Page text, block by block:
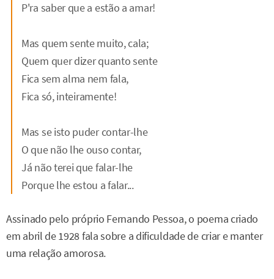
P'ra saber que a estão a amar!
Mas quem sente muito, cala;
Quem quer dizer quanto sente
Fica sem alma nem fala,
Fica só, inteiramente!
Mas se isto puder contar-lhe
O que não lhe ouso contar,
Já não terei que falar-lhe
Porque lhe estou a falar...
Assinado pelo próprio Fernando Pessoa, o poema criado
em abril de 1928 fala sobre a dificuldade de criar e manter
uma relação amorosa.